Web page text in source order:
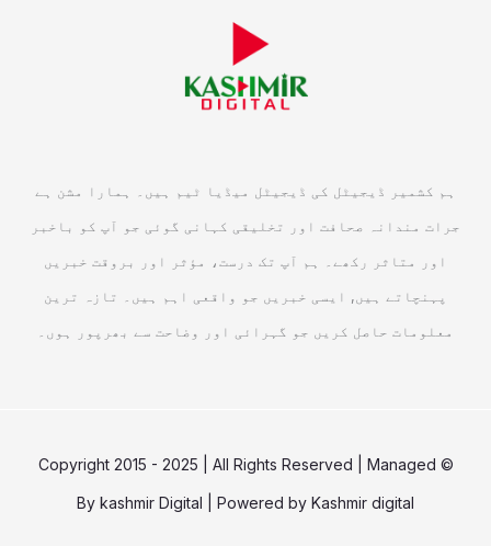
ہم کشمیر ڈیجیٹل کی ڈیجیٹل میڈیا ٹیم ہیں۔ ہمارا مشن ہے
جرات مندانہ صحافت اور تخلیقی کہانی گوئی جو آپ کو باخبر
اور متاثر رکھے۔ ہم آپ تک درست، مؤثر اور بروقت خبریں
پہنچاتے ہیں, ایسی خبریں جو واقعی اہم ہیں۔ تازہ ترین
معلومات حاصل کریں جو گہرائی اور وضاحت سے بھرپور ہوں۔
© Copyright 2015 - 2025 | All Rights Reserved | Managed
By kashmir Digital | Powered by Kashmir digital